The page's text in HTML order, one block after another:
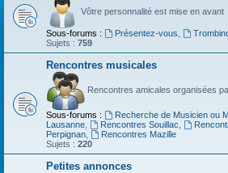
Vôtre personnalité est mise en avant
Sous-forums : Présentez-vous
Sujets : 759
Rencontres musicales
Rencontres amicales organisées
Sous-forums : Recherche de Musicien ou
Lausanne
Rencontres Souillac
Perpignan
Rencontres Mazille
Sujets : 220
Petites annonces